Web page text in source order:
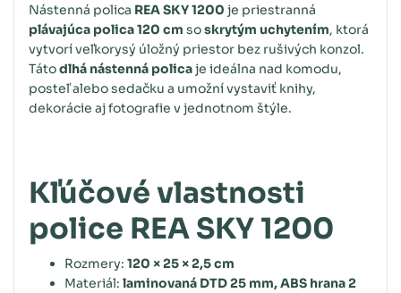
Nástenná polica REA SKY 1200 je priestranná
plávajúca polica 120 cm soskrytým uchytením, ktorá
vytvorí veľkorysý úložný priestor bez rušivých konzol.
Tátodlhá nástenná policaje ideálna nad komodu,
posteľ alebo sedačku a umožní vystaviť knihy,
dekorácie aj fotografie v jednotnom štýle.
Kľúčové vlastnosti
police REA SKY 1200
Rozmery: 120 × 25 × 2,5 cm
Materiál: laminovaná DTD 25 mm, ABS hrana 2